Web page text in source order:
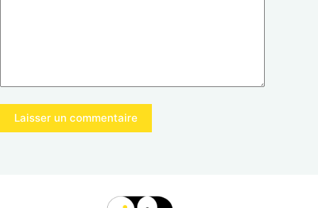
Laisser un commentaire